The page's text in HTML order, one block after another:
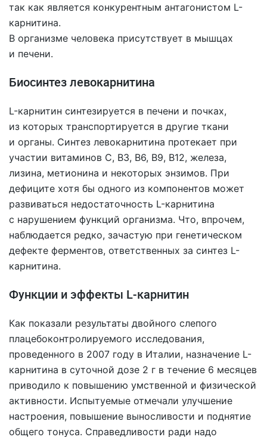
так как является конкурентным антагонистом L-
карнитина.
В организме человека присутствует в мышцах
и печени.
Биосинтез левокарнитина
L-карнитин синтезируется в печени и почках,
из которых транспортируется в другие ткани
и органы. Синтез левокарнитина протекает при
участии витаминов С, В3, В6, В9, В12, железа,
лизина, метионина и некоторых энзимов. При
дефиците хотя бы одного из компонентов может
развиваться недостаточность L-карнитина
с нарушением функций организма. Что, впрочем,
наблюдается редко, зачастую при генетическом
дефекте ферментов, ответственных за синтез L-
карнитина.
Функции и эффекты L-карнитин
Как показали результаты двойного слепого
плацебоконтролируемого исследования,
проведенного в 2007 году в Италии, назначение L-
карнитина в суточной дозе 2 г в течение 6 месяцев
приводило к повышению умственной и физической
активности. Испытуемые отмечали улучшение
настроения, повышение выносливости и поднятие
общего тонуса. Справедливости ради надо